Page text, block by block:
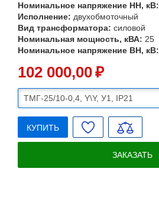
Номинальное напряжение НН, кВ:
Исполнение: двухобмоточный
Вид трансформатора: силовой
Номинальная мощность, кВА: 25
Номинальное напряжение ВН, кВ:
102 000,00₽
КУПИТЬ
ЗАКАЗАТЬ